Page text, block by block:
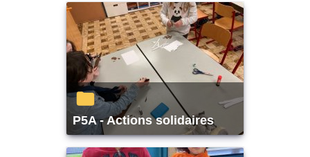
P5A - Actions solidaires